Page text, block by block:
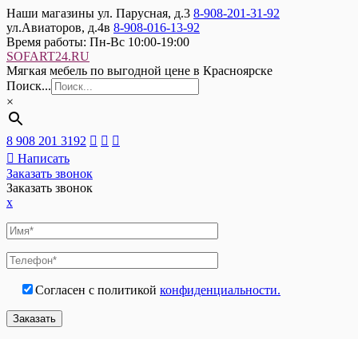
Наши магазины ул. Парусная, д.3 8-908-201-31-92
ул.Авиаторов, д.4в 8-908-016-13-92
Время работы: Пн-Вс 10:00-19:00
SOFART24.RU
Мягкая мебель по выгодной цене в Красноярске
Поиск...
×
8 908 201 3192
Написать
Заказать звонок
Заказать звонок
x
Согласен с политикой конфиденциальности.